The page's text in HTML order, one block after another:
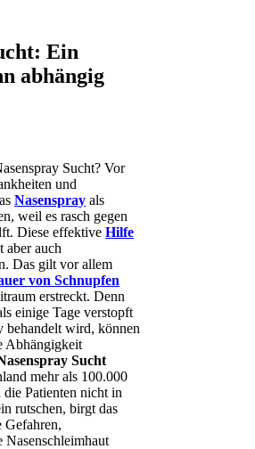
Ein
abhängig
Sucht? Vor
und
Nasenspray als
weil es rasch gegen
Diese effektive Hilfe
aber auch
Das gilt vor allem
von Schnupfen
erstreckt. Denn
einige Tage verstopft
behandelt wird, können
Abhängigkeit
Sucht
mehr als 100.000
Patienten nicht in
rutschen, birgt das
Nasenschleimhaut